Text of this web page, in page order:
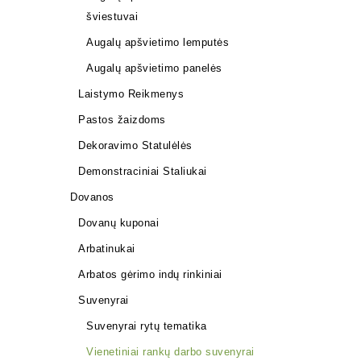
šviestuvai
Augalų apšvietimo lemputės
Augalų apšvietimo panelės
Laistymo Reikmenys
Pastos žaizdoms
Dekoravimo Statulėlės
Demonstraciniai Staliukai
Dovanos
Dovanų kuponai
Arbatinukai
Arbatos gėrimo indų rinkiniai
Suvenyrai
Suvenyrai rytų tematika
Vienetiniai rankų darbo suvenyrai